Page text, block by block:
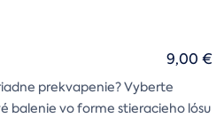
prekvapenie? Vyberte
balenie vo forme stieracieho lósu
9,00 €